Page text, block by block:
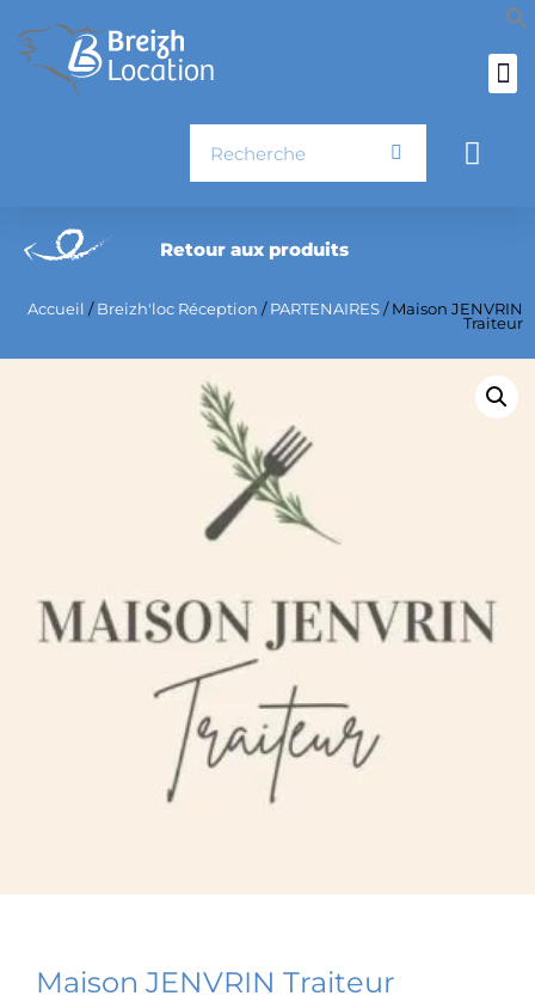
au
contenu
Retour aux produits
Accueil / Breizh'loc Réception / PARTENAIRES / Maison JENVRIN
Traiteur
Maison JENVRIN Traiteur